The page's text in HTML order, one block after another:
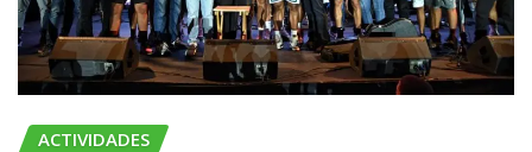
ACTIVIDADES